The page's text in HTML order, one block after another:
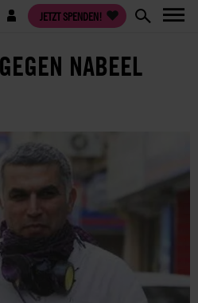
JETZT SPENDEN!
NABEEL